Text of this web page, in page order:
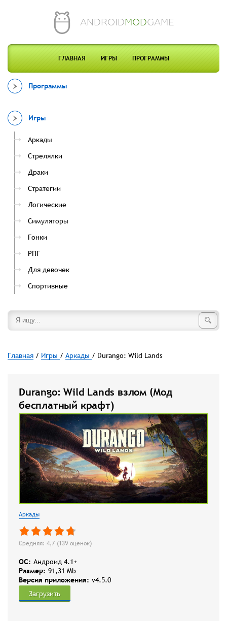
ANDROIDMODGAME
ГЛАВНАЯ ИГРЫ ПРОГРАММЫ
Программы
Игры
Аркады
Стрелялки
Драки
Стратегии
Логические
Симуляторы
Гонки
РПГ
Для девочек
Спортивные
Главная / Игры / Аркады / Durango: Wild Lands
Durango: Wild Lands взлом (Мод
бесплатный крафт)
Аркады
Средняя: 4,7 (139 оценок)
OC: Андроид 4.1+
Размер: 91,31 Mb
Версия приложения: v4.5.0
Загрузить